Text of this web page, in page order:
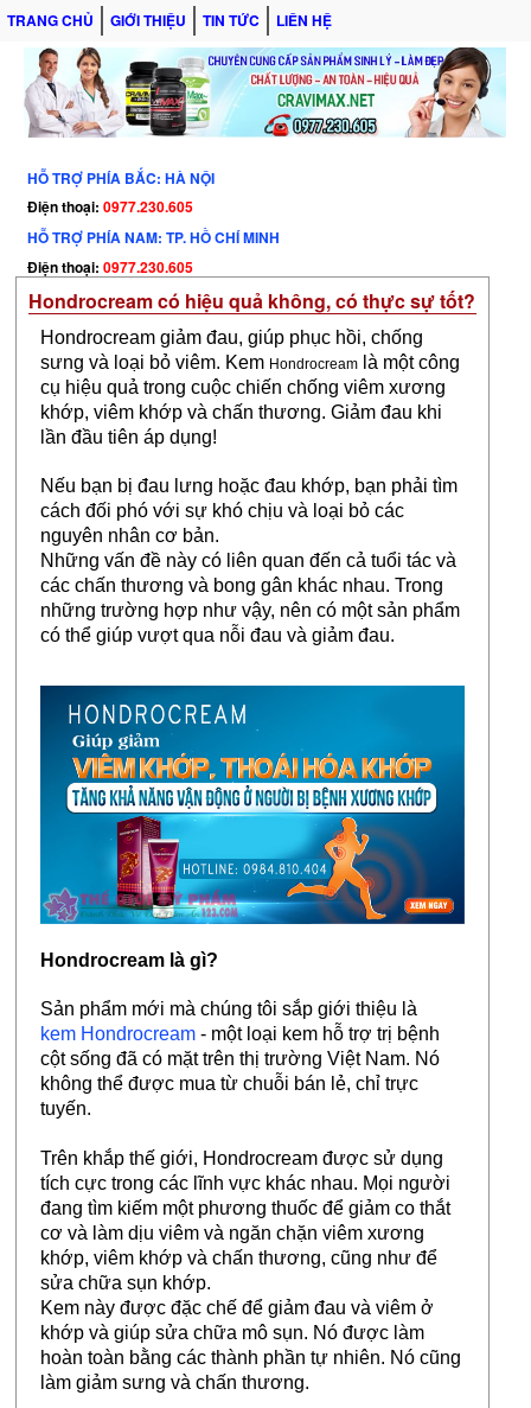
TRANG CHỦ GIỚI THIỆU TIN TỨC LIÊN HỆ
HỖ TRỢ PHÍA BẮC: HÀ NỘI
Điện thoại: 0977.230.605
HỖ TRỢ PHÍA NAM: TP. HỒ CHÍ MINH
Điện thoại: 0977.230.605
Hondrocream có hiệu quả không, có thực sự tốt?
Hondrocream giảm đau, giúp phục hồi, chống
sưng và loại bỏ viêm. Kem Hondrocream là một công
cụ hiệu quả trong cuộc chiến chống viêm xương
khớp, viêm khớp và chấn thương. Giảm đau khi
lần đầu tiên áp dụng!
Nếu bạn bị đau lưng hoặc đau khớp, bạn phải tìm
cách đối phó với sự khó chịu và loại bỏ các
nguyên nhân cơ bản.
Những vấn đề này có liên quan đến cả tuổi tác và
các chấn thương và bong gân khác nhau. Trong
những trường hợp như vậy, nên có một sản phẩm
có thể giúp vượt qua nỗi đau và giảm đau.
Hondrocream là gì?
Sản phẩm mới mà chúng tôi sắp giới thiệu là
kem Hondrocream - một loại kem hỗ trợ trị bệnh
cột sống đã có mặt trên thị trường Việt Nam. Nó
không thể được mua từ chuỗi bán lẻ, chỉ trực
tuyến.
Trên khắp thế giới, Hondrocream được sử dụng
tích cực trong các lĩnh vực khác nhau. Mọi người
đang tìm kiếm một phương thuốc để giảm co thắt
cơ và làm dịu viêm và ngăn chặn viêm xương
khớp, viêm khớp và chấn thương, cũng như để
sửa chữa sụn khớp.
Kem này được đặc chế để giảm đau và viêm ở
khớp và giúp sửa chữa mô sụn. Nó được làm
hoàn toàn bằng các thành phần tự nhiên. Nó cũng
làm giảm sưng và chấn thương.